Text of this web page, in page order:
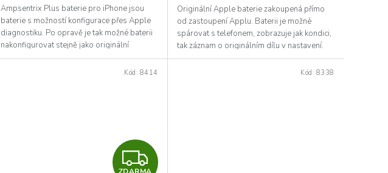
Ampsentrix Plus baterie pro iPhone jsou
baterie s možností konfigurace přes Apple
diagnostiku. Po opravě je tak možné baterii
nakonfigurovat stejně jako originální
baterii....
Originální Apple baterie zakoupená přímo
od zastoupení Applu. Baterii je možné
spárovat s telefonem, zobrazuje jak kondici,
tak záznam o originálním dílu v nastavení.
Baterie...
Z
Kód: 8414 Kód: 8338